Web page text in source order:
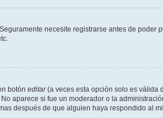
necesite registrarse antes de poder
botón editar(a veces esta opción solo es válida
aparece si fue un moderador o la
después de que alguien haya respondido al